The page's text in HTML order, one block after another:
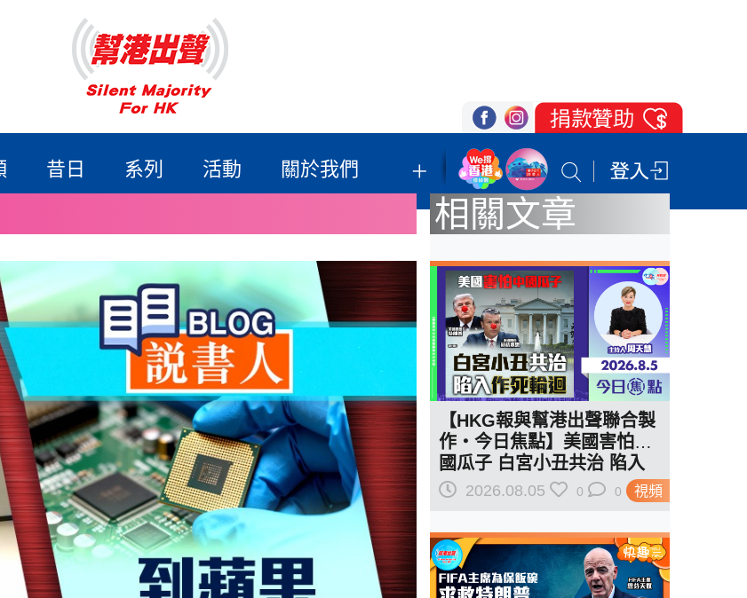
昔日 系列 活動 關於我們 我們的立場 登記支持 聯絡我們
相關文章
視頻
【HKG報與幫港出聲聯合製
作‧今日焦點】美國害怕中
國瓜子 白宮小丑共治 陷入
作死輪迴
2026.08.05 0 0